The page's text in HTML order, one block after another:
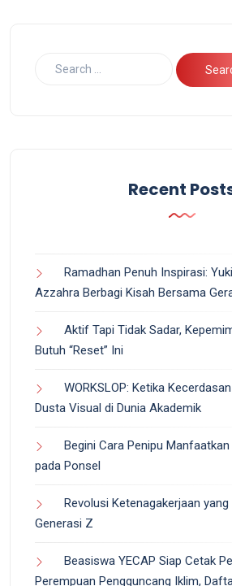
Recent
Ramadhan Penuh Inspirasi:
Azzahra Berbagi Kisah Bersama
Aktif Tapi Tidak Sadar,
Butuh “Reset” Ini
WORKSLOP: Ketika
Dusta Visual di Dunia Akademik
Begini Cara Penipu
pada Ponsel
Revolusi Ketenagakerjaan
Generasi Z
Beasiswa YECAP Siap Cetak
Perempuan Pengguncang Iklim,